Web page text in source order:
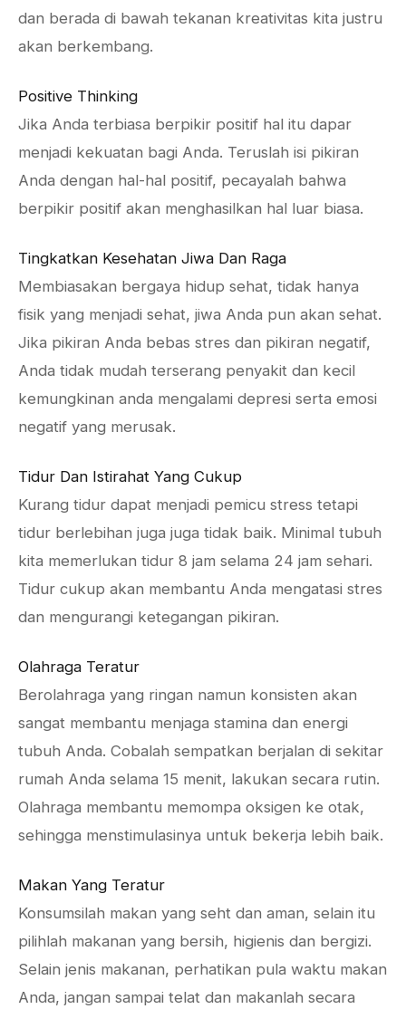
dan berada di bawah tekanan kreativitas kita justru
akan berkembang.
Positive Thinking
Jika Anda terbiasa berpikir positif hal itu dapar
menjadi kekuatan bagi Anda. Teruslah isi pikiran
Anda dengan hal-hal positif, pecayalah bahwa
berpikir positif akan menghasilkan hal luar biasa.
Tingkatkan Kesehatan Jiwa Dan Raga
Membiasakan bergaya hidup sehat, tidak hanya
fisik yang menjadi sehat, jiwa Anda pun akan sehat.
Jika pikiran Anda bebas stres dan pikiran negatif,
Anda tidak mudah terserang penyakit dan kecil
kemungkinan anda mengalami depresi serta emosi
negatif yang merusak.
Tidur Dan Istirahat Yang Cukup
Kurang tidur dapat menjadi pemicu stress tetapi
tidur berlebihan juga juga tidak baik. Minimal tubuh
kita memerlukan tidur 8 jam selama 24 jam sehari.
Tidur cukup akan membantu Anda mengatasi stres
dan mengurangi ketegangan pikiran.
Olahraga Teratur
Berolahraga yang ringan namun konsisten akan
sangat membantu menjaga stamina dan energi
tubuh Anda. Cobalah sempatkan berjalan di sekitar
rumah Anda selama 15 menit, lakukan secara rutin.
Olahraga membantu memompa oksigen ke otak,
sehingga menstimulasinya untuk bekerja lebih baik.
Makan Yang Teratur
Konsumsilah makan yang seht dan aman, selain itu
pilihlah makanan yang bersih, higienis dan bergizi.
Selain jenis makanan, perhatikan pula waktu makan
Anda, jangan sampai telat dan makanlah secara